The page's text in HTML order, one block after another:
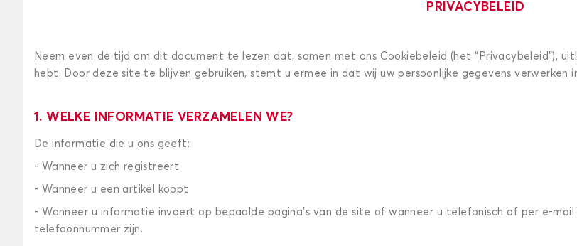
PRIVACYBELEID
Neem even de tijd om dit document te lezen dat, samen met ons Cookiebeleid (het “Privacybeleid”),
hebt. Door deze site te blijven gebruiken, stemt u ermee in dat wij uw persoonlijke gegevens verwerken
1. WELKE INFORMATIE VERZAMELEN WE?
De informatie die u ons geeft:
- Wanneer u zich registreert
- Wanneer u een artikel koopt
- Wanneer u informatie invoert op bepaalde pagina's van de site of wanneer u telefonisch of per e-
telefoonnummer zijn.